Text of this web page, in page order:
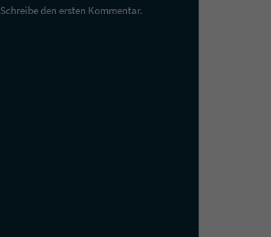
Schreibe den ersten Kommentar.